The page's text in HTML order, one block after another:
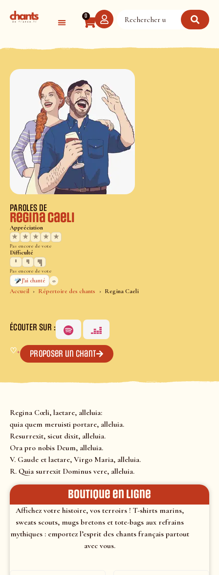
0
Accueil Répertoire des chants Regina Caeli
PAROLES DE
Regina Caeli
Appréciation
★
★ ★ ★ ★
Pas encore de vote
Difficulté
Pas encore de vote
J’ai chanté
0
ÉCOUTER SUR :
♡+ Proposer un chant
Regina Cœli, laetare, alleluia:
quia quem meruisti portare, alleluia.
Resurrexit, sicut dixit, alleluia.
Ora pro nobis Deum, alleluia.
V. Gaude et laetare, Virgo Maria, alleluia.
R. Quia surrexit Dominus vere, alleluia.
Boutique en ligne
Affichez votre histoire, vos terroirs ! T-shirts marins,
sweats scouts, mugs bretons et tote-bags aux refrains
mythiques : emportez l’esprit des chants français partout
avec vous.